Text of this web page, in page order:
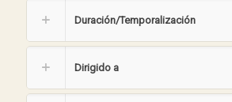
Duración/Temporalización
Dirigido a